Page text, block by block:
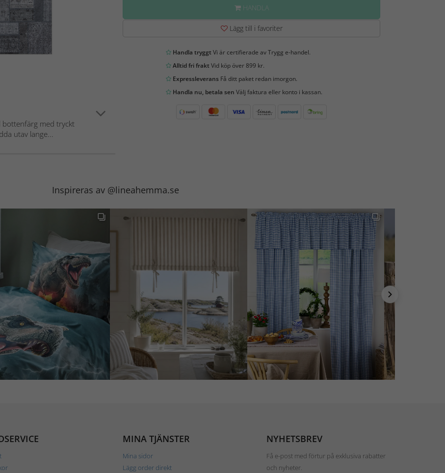
bottenfärg med tryckt
utav lange...
HANDLA
Lägg till i favoriter
Handla tryggtVi är certifierade av Trygg e-handel.
Alltid fri fraktVid köp över 899 kr.
ExpressleveransFå ditt paket redan imorgon.
Handla nu, betala sen Välj faktura eller konto i kassan.
Inspireras av @lineahemma.se
MINA TJÄNSTER
Mina sidor
Lägg order direkt
NYHETSBREV
Få e-post med förtur på exklusiva rabatter
och nyheter.